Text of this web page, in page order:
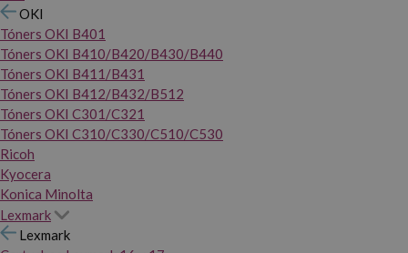
OKI
Tóners OKI B401
Tóners OKI B410/B420/B430/B440
Tóners OKI B411/B431
Tóners OKI B412/B432/B512
Tóners OKI C301/C321
Tóners OKI C310/C330/C510/C530
Ricoh
Kyocera
Konica Minolta
Lexmark
Lexmark